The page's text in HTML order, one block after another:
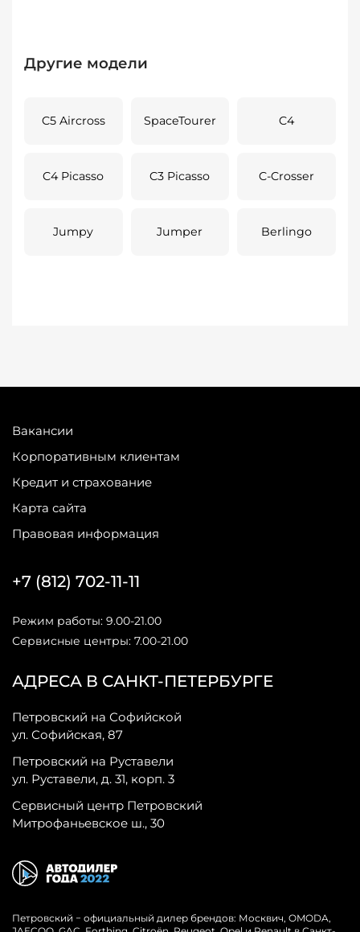
Другие модели
C5 Aircross SpaceTourer C4
C4 Picasso C3 Picasso C-Crosser
Jumpy Jumper Berlingo
Вакансии
Корпоративным клиентам
Кредит и страхование
Карта сайта
Правовая информация
АДРЕСА В САНКТ-ПЕТЕРБУРГЕ
Петровский на Софийской
ул. Софийская, 87
Петровский на Руставели
ул. Руставели, д. 31, корп. 3
Сервисный центр Петровский
Митрофаньевское ш., 30
+7 (812) 702-11-11
Режим работы: 9.00-21.00
Сервисные центры: 7.00-21.00
Петровский − официальный дилер брендов: Москвич, OMODA,